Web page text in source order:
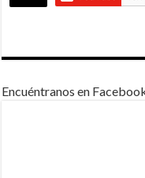
Encuéntranos en